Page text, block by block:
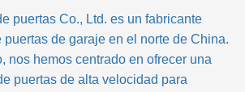
puertas Co., Ltd. es un fabricante
de garaje en el norte de China.
nos hemos centrado en ofrecer una
puertas de alta velocidad para